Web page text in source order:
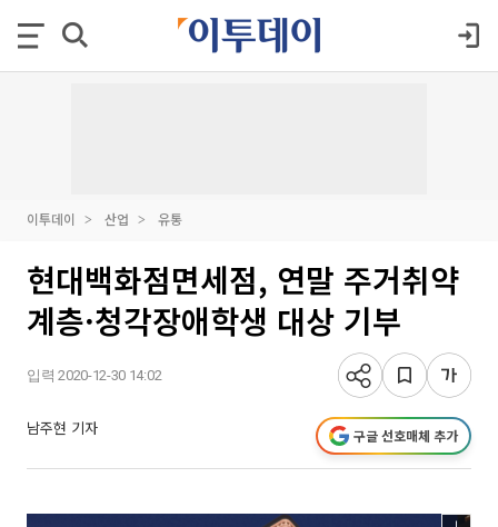
이투데이 산업 유통
현대백화점면세점, 연말 주거취약
계층·청각장애학생 대상 기부
입력 2020-12-30 14:02
남주현 기자 구글 선호매체 추가